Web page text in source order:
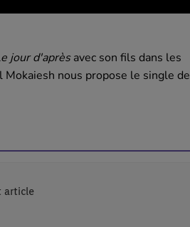
jour d'aprèsavec son fils dans les
nous propose le single de
article